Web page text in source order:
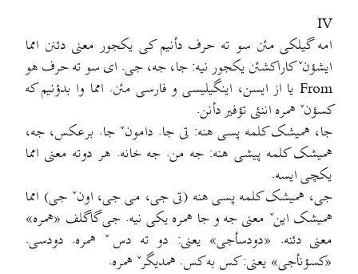
IV
امه گیلکی مئن سو ته حرف دأنیم کی یکجور معنی دئنن امما
ایشؤنˇ کاراکشئن یکجور نیه: جا، جه، جی. ای سو ته حرف هو
From یا از ایسن، اینگیلیسی و فارسی مئن. امما وا بدؤنیم که
کسؤنˇ همره اننئی تؤفیر دأنن.
جا، همیشک کلمه پسی هنه: تی جا. دامونˇ جا. برعکس، جه،
همیشک کلمه پیشی هنه: جه من. جه خانه. هر دوته معنی امما
یکچی ایسه.
جی، همیشک کلمه پسی هنه (تی جی، می جی، اونˇ جی) امما
همیشک اینˇ معنی جه و جا همره یکی نیه. جی گاگلف «همره»
معنی دئنه. «دودسأجی» یعنی: دو ته دسˇ همره. دودسی.
«کسؤنأجی» یعنی: کس به کس. همدیگرˇ همره.